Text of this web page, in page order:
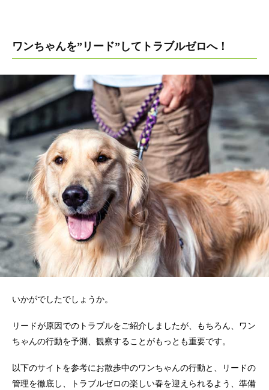
ワンちゃんを”リード”してトラブルゼロへ！
いかがでしたでしょうか。
リードが原因でのトラブルをご紹介しましたが、もちろん、ワン
ちゃんの行動を予測、観察することがもっとも重要です。
以下のサイトを参考にお散歩中のワンちゃんの行動と、リードの
管理を徹底し、トラブルゼロの楽しい春を迎えられるよう、準備